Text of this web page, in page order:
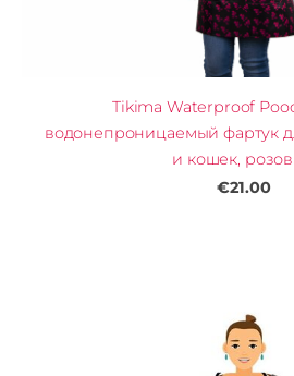
Tikima Waterproof
водонепроницаемый фартук
и кошек,
€21.00